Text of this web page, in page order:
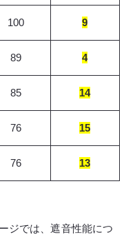
100 9
89 4
85 14
76 15
76 13
ジでは、遮音性能につ